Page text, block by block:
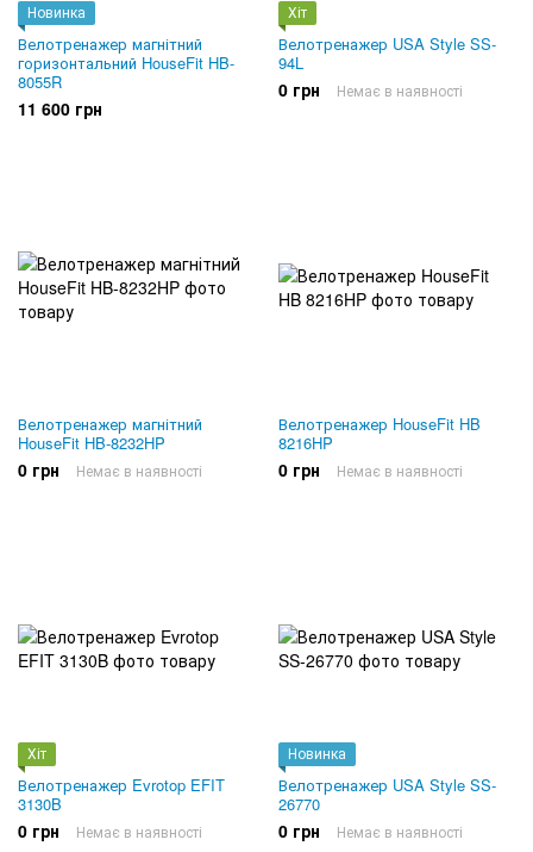
Новинка
Велотренажер магнітний
горизонтальний HouseFit HB-
8055R
11 600 грн
Хіт
Велотренажер USA Style SS-
94L
0 грн Немає в наявності
Велотренажер магнітний
HouseFit HB-8232HP
0 грн Немає в наявності
Велотренажер HouseFit HB
8216HP
0 грн Немає в наявності
Хіт
Велотренажер Evrotop EFIT
3130B
0 грн Немає в наявності
Новинка
Велотренажер USA Style SS-
26770
0 грн Немає в наявності